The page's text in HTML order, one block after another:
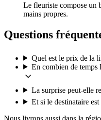
Le fleuriste compose un
mains propres.
Questions
Quel est le prix de la
En combien de
La surprise peut-elle
Et si le destinataire est
Nous livrons aussi dans la